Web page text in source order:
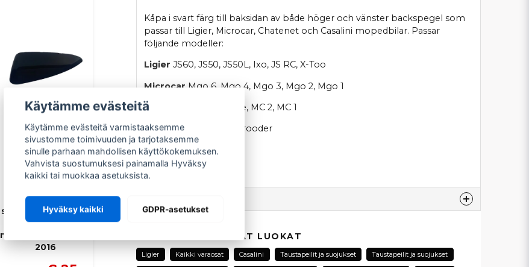
Vasemman
sivupeilin takakansi
musta Aixam
mopoautoihin 2010–
2016
Kåpa i svart färg till baksidan av både höger och vänster backspegel som
passar till Ligier, Microcar, Chatenet och Casalini mopedbilar. Passar
följande modeller:
Ligier JS60, JS50, JS50L, Ixo, JS RC, X-Too
Microcar Mgo 6, Mgo 4, Mgo 3, Mgo 2, Mgo 1
Microcar
M8, F8C, Due, MC 2, MC 1
Chatenet
CH26 V1, Barooder
CasaliniM12 & M10
OEM
: 1405114
Kysy meiltä tästä tuotteesta...
AIHEESEEN LIITTYVÄT LUOKAT
Ligier Kaikki varaosat Casalini Taustapeilit ja suojukset Taustapeilit ja suojukset
Käytämme evästeitä
Käytämme evästeitä varmistaaksemme
sivustomme toimivuuden ja tarjotaksemme
sinulle parhaan mahdollisen käyttökokemuksen.
Vahvista suostumuksesi painamalla Hyväksy
kaikki tai muokkaa asetuksista.
Hyväksy kaikki GDPR-asetukset